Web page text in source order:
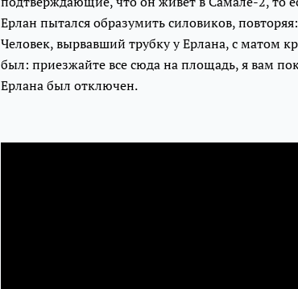
Ерлан пытался образумить силовиков, повторяя:
Человек, вырвавший трубку у Ерлана, с матом
был: приезжайте все сюда на площадь, я вам
Ерлана был отключен.